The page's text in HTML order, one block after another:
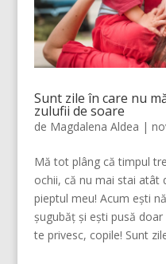
Sunt zile în care nu
zulufii de soare
de Magdalena Aldea |
Mă tot plâng că timpul
ochii, că nu mai stai atât
pieptul meu! Acum ești
șugubăț și ești pusă
te privesc, copile! Sunt